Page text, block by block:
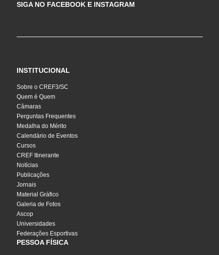
SIGA NO FACEBOOK E INSTAGRAM
INSTITUCIONAL
Sobre o CREF3/SC
Quem é Quem
Câmaras
Perguntas Frequentes
Medalha do Mérito
Calendário de Eventos
Cursos
CREF Itinerante
Notícias
Publicações
Jornais
Material Gráfico
Galeria de Fotos
Ascop
Universidades
Federações Esportivas
PESSOA FÍSICA